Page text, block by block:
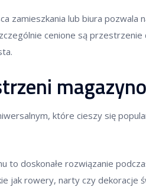
zamieszkania lub biura pozwala
cenione są
które cieszy się
to doskonałe rozwiązanie
jak rowery, narty czy dekoracje